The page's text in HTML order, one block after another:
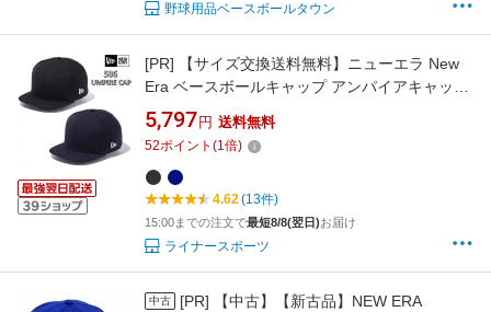
野球用品ベースボールタウン
[PR]
【サイズ交換送料無料】ニューエラ New
Era ベースボールキャップ アンパイアキャップ
帽子 正規品 506 UMPIRE CAP 506-UMPIRE-
CAP
5,797 円 送料無料
52ポイント (1倍)
4.62(13件)
15:00までの注文で最短8/8(翌日)お届け
ライナースポーツ
中古 [PR]
【中古】【新古品】NEW ERA